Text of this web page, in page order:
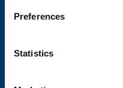
Preferences
Statistics
Nyheter
Släpvagnsservice